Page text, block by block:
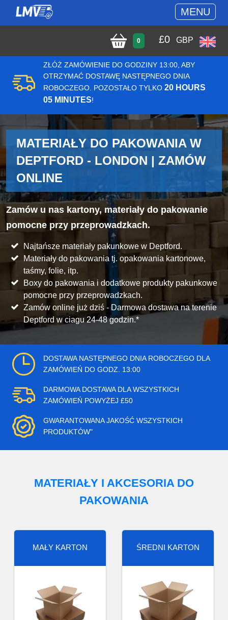
MENU
0 £0 GBP
ZŁÓŻ ZAMÓWIENIE DO GODZINY 13:00, ABY
OTRZYMAĆ DOSTAWĘ NASTĘPNEGO DNIA
ROBOCZEGO. POZOSTAŁO TYLKO 20 HOURS
05 MINUTES!
MATERIAŁY DO PAKOWANIA W
DEPTFORD - LONDON | ZAMÓW
ONLINE
Zamów u nas kartony, materiały do pakowanie
pomocne przy przeprowadzkach.
Najtańsze materiały pakunkowe w Deptford.
Materiały do pakowania tj. opakowania kartonowe,
taśmy, folie, itp.
Boxy do pakowania i dodatkowe produkty pakunkowe
pomocne przy przeprowadzkach.
Zamów online już dziś - Darmowa dostawa na terenie
Deptford w ciagu 24-48 godzin.*
DOSTAWA NASTĘPNEGO DNIA ROBOCZEGO DLA
ZAMÓWIEŃ DO GODZ. 13:00
DARMOWA DOSTAWA DLA WSZYSTKICH
ZAMÓWIEŃ POWYŻEJ £50
GWARANTOWANA JAKOŚĆ WSZYSTKICH
PRODUKTÓW"
MATERIAŁY I AKCESORIA DO
PAKOWANIA
MAŁY KARTON ŚREDNI KARTON